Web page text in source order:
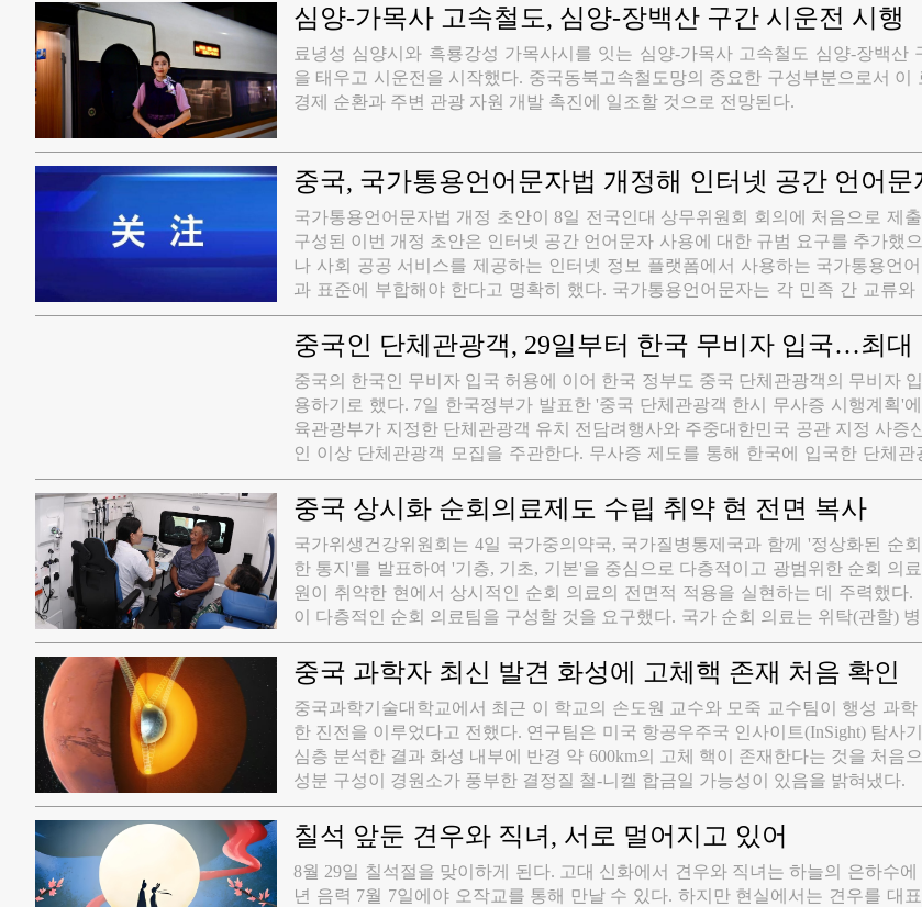
중시하고 임대를 소홀히 하는' 문제를 해결하고 '살곳이 있다'는 민생목표를 실현
제도 보장을 제공한다" 북경 부동산중개업협회 사무총장 조경상(赵庆祥)이 이같이
심양-가목사 고속철도, 심양-장백산 구간 시운전 시행
료녕성 심양시와 흑룡강성 가목사시를 잇는 심양-가목사 고속철도 심양-장백산
을 태우고 시운전을 시작했다. 중국동북고속철도망의 중요한 구성부분으로서 이
경제 순환과 주변 관광 자원 개발 촉진에 일조할 것으로 전망된다.
중국, 국가통용언어문자법 개정해 인터넷 공간 언어문
화
국가통용언어문자법 개정 초안이 8일 전국인대 상무위원회 회의에 처음으로 제
구성된 이번 개정 초안은 인터넷 공간 언어문자 사용에 대한 규범 요구를 추가했
나 사회 공공 서비스를 제공하는 인터넷 정보 플랫폼에서 사용하는 국가통용언
과 표준에 부합해야 한다고 명확히 했다. 국가통용언어문자는 각 민족 간 교류와
성된 것으로 중화 문화의 기본 요소이자 중화 민족의 뚜렷한 정체성이며 국기,
로 국가의 중요한 상징이다. 개정 초안은 "인터넷 예능 프로그램, 웹드라마, 인터
청 프로그램과 중국 내에서 판매되는 상품의 명칭, 포장, 설명 등은 국가통용언어
어문자로 사용해야 하며 중국 내에서 개최되는 국제 전시회, 국제 회의 등에서
필요한 경우에는 동시에 국가통용언어문자를 사용해야 한다"고 명확히 했다. 매
통용언어문자 보급 주간으로 지정했으며, 국제 중문 교육은 국가통용언어문자를
정했다.
중국인 단체관광객, 29일부터 한국 무비자 입국…최대
능
중국의 한국인 무비자 입국 허용에 이어 한국 정부도 중국 단체관광객의 무비자
용하기로 했다. 7일 한국정부가 발표한 '중국 단체관광객 한시 무사증 시행계획'
육관광부가 지정한 단체관광객 유치 전담려행사와 주중대한민국 공관 지정 사증
인 이상 단체관광객 모집을 주관한다. 무사증 제도를 통해 한국에 입국한 단체관
에서 무사증으로 국내 관광이 가능하고 한국 전역을 려행할 수 있도록 허용된다
에 대해서는 기존과 동일하게 무사증으로 30일간 개별관광과 단체관광이 모두 허
려행사 지정･등록 안내와 절차는 오는 8일부터 19일까지 진행된다. 단체관광객 명
부터다.
중국 상시화 순회의료제도 수립 취약 현 전면 복사
국가위생건강위원회는 4일 국가중의약국, 국가질병통제국과 함께 '정상화된 순
한 통지'를 발표하여 '기층, 기초, 기본'을 중심으로 다층적이고 광범위한 순회 의
원이 취약한 현에서 상시적인 순회 의료의 전면적 적용을 실현하는 데 주력했다.
이 다층적인 순회 의료팀을 구성할 것을 요구했다. 국가 순회 의료는 위탁(관할)
원 및 '이중 센터'에서 파견한 중상급 전문직급 전문가를 중심으로 의료팀을 구
는 모든 3급 공립 병원(국가 지역 의료 센터 건설 프로젝트 병원 포함)의 참여를
각각 본급 병원을 조직하여 현, 향, 촌에서 서비스를 제공하고 사회 의료진의 참여
중국 과학자 최신 발견 화성에 고체핵 존재 처음 확인
중국과학기술대학교에서 최근 이 학교의 손도원 교수와 모죽 교수팀이 행성 과학
한 진전을 이루었다고 전했다. 연구팀은 미국 항공우주국 인사이트(InSight) 탐사
심층 분석한 결과 화성 내부에 반경 약 600km의 고체 핵이 존재한다는 것을 처음
성분 구성이 경원소가 풍부한 결정질 철-니켈 합금일 가능성이 있음을 밝혀냈다.
칠석 앞둔 견우와 직녀, 서로 멀어지고 있어
​8월 29일 칠석절을 맞이하게 된다. 고대 신화에서 견우와 직녀는 하늘의 은하수에
년 음력 7월 7일에야 오작교를 통해 만날 수 있다. 하지만 현실에서는 견우를 대